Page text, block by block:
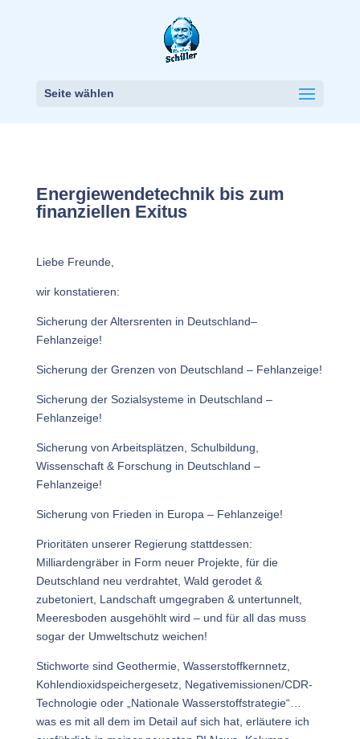
Seite wählen
Energiewendetechnik bis zum
finanziellen Exitus
Liebe Freunde,
wir konstatieren:
Sicherung der Altersrenten in Deutschland–
Fehlanzeige!
Sicherung der Grenzen von Deutschland – Fehlanzeige!
Sicherung der Sozialsysteme in Deutschland –
Fehlanzeige!
Sicherung von Arbeitsplätzen, Schulbildung,
Wissenschaft & Forschung in Deutschland –
Fehlanzeige!
Sicherung von Frieden in Europa – Fehlanzeige!
Prioritäten unserer Regierung stattdessen:
Milliardengräber in Form neuer Projekte, für die
Deutschland neu verdrahtet, Wald gerodet &
zubetoniert, Landschaft umgegraben & untertunnelt,
Meeresboden ausgehöhlt wird – und für all das muss
sogar der Umweltschutz weichen!
Stichworte sind Geothermie, Wasserstoffkernnetz,
Kohlendioxidspeichergesetz, Negativemissionen/CDR-
Technologie oder „Nationale Wasserstoffstrategie“…
was es mit all dem im Detail auf sich hat, erläutere ich